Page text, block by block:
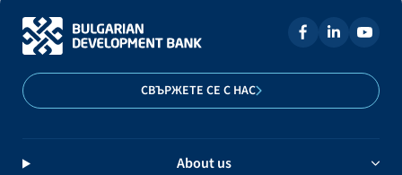
СВЪРЖЕТЕ СЕ С НАС
About us